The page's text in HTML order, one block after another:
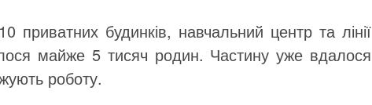
приватних будинків, навчальний центр та лінії
майже 5 тисяч родин. Частину уже вдалося
роботу.